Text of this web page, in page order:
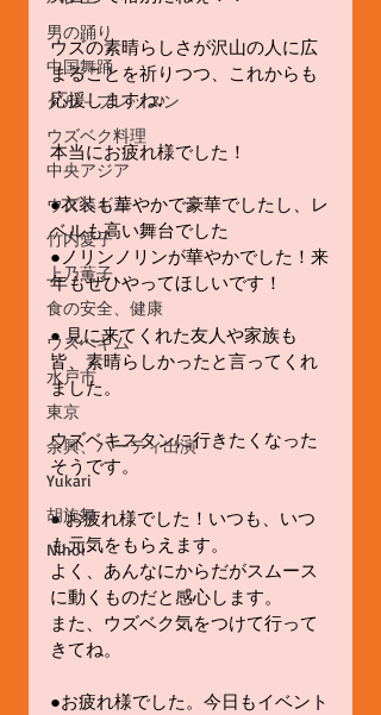
男の踊り
中国舞踊
グル－プレッスン
ウズベク料理
中央アジア
ウズベギム
竹内愛子
上乃薫子
食の安全、健康
ウズべギム
水戸市
東京
余興、パーティ出演
Yukari
胡旋舞
Nihol
ウズの素晴らしさが沢山の人に広
まることを祈りつつ、これからも
応援しますね♪
本当にお疲れ様でした！
●衣装も華やかで豪華でしたし、レ
ベルも高い舞台でした
​●ノリンノリンが華やかでした！来
年もぜひやってほしいです！
●​ 見に来てくれた友人や家族も
皆、素晴らしかったと言ってくれ
ました。
ウズベキスタンに行きたくなった
そうです。
​●​ お疲れ様でした！いつも、いつ
も元気をもらえます。
よく、あんなにからだがスムース
に動くものだと感心します。
また、ウズベク気をつけて行って
きてね。
●お疲れ様でした。今日もイベント